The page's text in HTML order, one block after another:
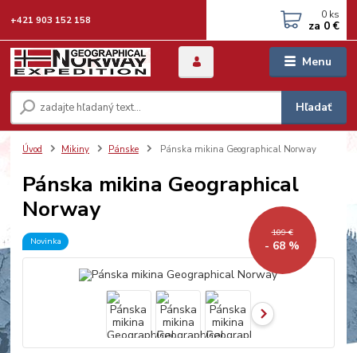
Menu
Hľadať
+421 903 152 158 0 ks
za 0 €
Úvod Mikiny Pánske Pánska mikina Geographical Norway
Pánska mikina Geographical
Norway
Novinka
109 €
- 68 %